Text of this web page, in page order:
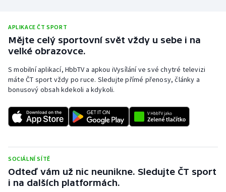
APLIKACE ČT SPORT
Mějte celý sportovní svět vždy u sebe i na
velké obrazovce.
S mobilní aplikací, HbbTV a apkou iVysílání ve své chytré televizi
máte ČT sport vždy po ruce. Sledujte přímé přenosy, články a
bonusový obsah kdekoli a kdykoli.
SOCIÁLNÍ SÍTĚ
Odteď vám už nic neunikne. Sledujte ČT sport
i na dalších platformách.